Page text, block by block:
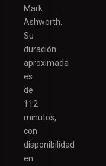
Mark
Ashworth.
Su
duración
aproximada
es
de
112
minutos,
con
disponibilidad
en